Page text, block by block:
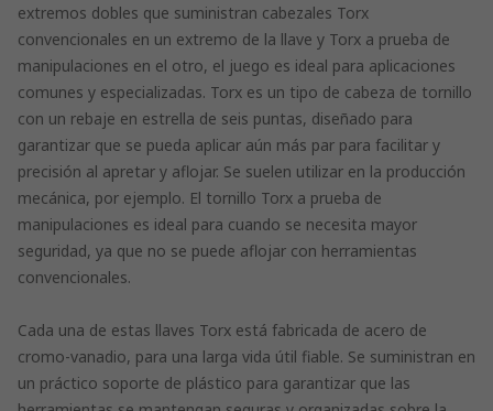
extremos dobles que suministran cabezales Torx
convencionales en un extremo de la llave y Torx a prueba de
manipulaciones en el otro, el juego es ideal para aplicaciones
comunes y especializadas. Torx es un tipo de cabeza de tornillo
con un rebaje en estrella de seis puntas, diseñado para
garantizar que se pueda aplicar aún más par para facilitar y
precisión al apretar y aflojar. Se suelen utilizar en la producción
mecánica, por ejemplo. El tornillo Torx a prueba de
manipulaciones es ideal para cuando se necesita mayor
seguridad, ya que no se puede aflojar con herramientas
convencionales.
Cada una de estas llaves Torx está fabricada de acero de
cromo-vanadio, para una larga vida útil fiable. Se suministran en
un práctico soporte de plástico para garantizar que las